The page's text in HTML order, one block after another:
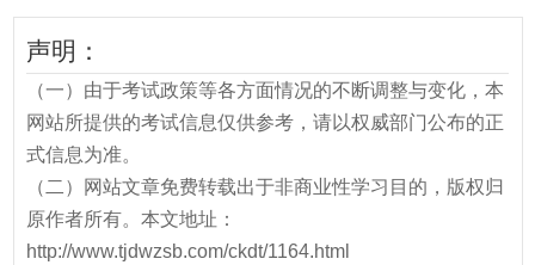
声明：
（一）由于考试政策等各方面情况的不断调整与变化，本
网站所提供的考试信息仅供参考，请以权威部门公布的正
式信息为准。
（二）网站文章免费转载出于非商业性学习目的，版权归
原作者所有。本文地址：
http://www.tjdwzsb.com/ckdt/1164.html